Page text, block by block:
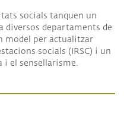
socials tanquen un
diversos departaments de
model per actualitzar
socials (IRSC) i un
i el sensellarisme.